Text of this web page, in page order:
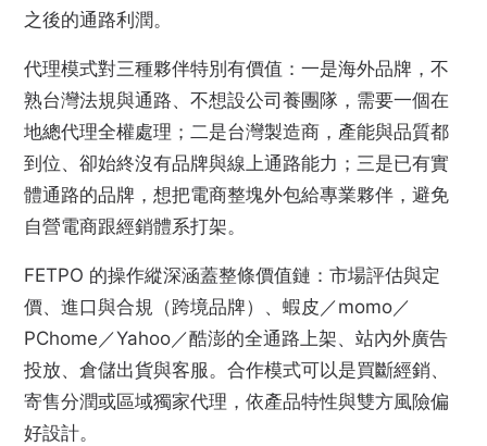
之後的通路利潤。
代理模式對三種夥伴特別有價值：一是海外品牌，不
熟台灣法規與通路、不想設公司養團隊，需要一個在
地總代理全權處理；二是台灣製造商，產能與品質都
到位、卻始終沒有品牌與線上通路能力；三是已有實
體通路的品牌，想把電商整塊外包給專業夥伴，避免
自營電商跟經銷體系打架。
FETPO 的操作縱深涵蓋整條價值鏈：市場評估與定
價、進口與合規（跨境品牌）、蝦皮／momo／
PChome／Yahoo／酷澎的全通路上架、站內外廣告
投放、倉儲出貨與客服。合作模式可以是買斷經銷、
寄售分潤或區域獨家代理，依產品特性與雙方風險偏
好設計。